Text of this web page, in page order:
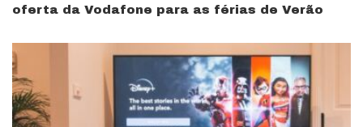
oferta da Vodafone para as férias de Verão